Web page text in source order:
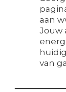
aan
Jouw
van